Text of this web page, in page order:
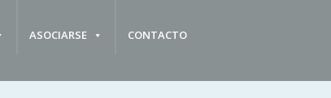
ASOCIARSE CONTACTO